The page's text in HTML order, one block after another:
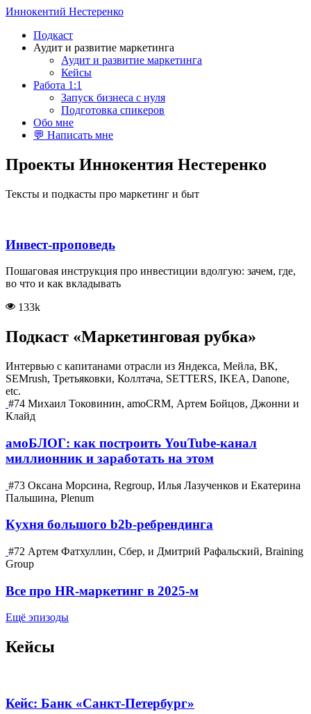
Иннокентий Нестеренко
Подкаст
Аудит и развитие маркетинга
Аудит и развитие маркетинга
Кейсы
Работа 1:1
Запуск бизнеса с нуля
Подготовка спикеров
Обо мне
💬 Написать мне
Проекты Иннокентия Нестеренко
Тексты и подкасты про маркетинг и быт
Инвест-проповедь
Пошаговая инструкция про инвестиции вдолгую: зачем, где,
во что и как вкладывать
133k
Подкаст «Маркетинговая рубка»
Интервью с капитанами отрасли из Яндекса, Мейла, ВК,
SEMrush, Третьяковки, Коллтача, SETTERS, IKEA, Danone,
etc.
#74 Михаил Токовинин, amoCRM, Артем Бойцов, Джонни и
Клайд
амоБЛОГ: как построить YouTube-канал
миллионник и заработать на этом
#73 Оксана Морсина, Regroup, Илья Лазученков и Екатерина
Пальшина, Plenum
Кухня большого b2b-ребрендинга
#72 Артем Фатхуллин, Сбер, и Дмитрий Рафальский, Braining
Group
Все про HR-маркетинг в 2025-м
Ещё эпизоды
Кейсы
Кейс: Банк «Санкт-Петербург»